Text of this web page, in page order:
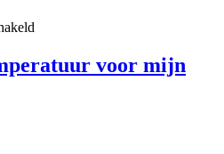
water
gaat
voor mijn